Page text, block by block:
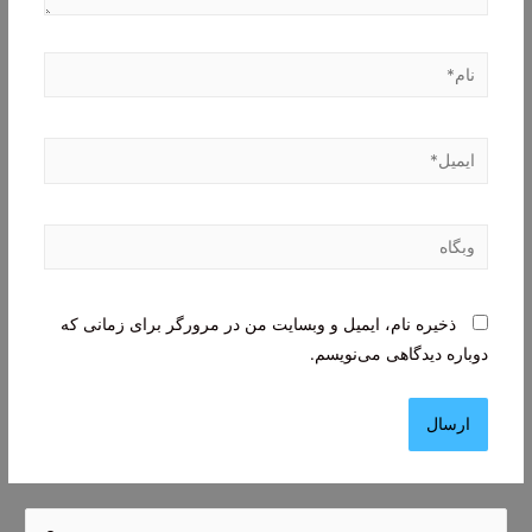
نام*
ایمیل*
وبگاه
ذخیره نام، ایمیل و وبسایت من در مرورگر برای زمانی که
دوباره دیدگاهی می‌نویسم.